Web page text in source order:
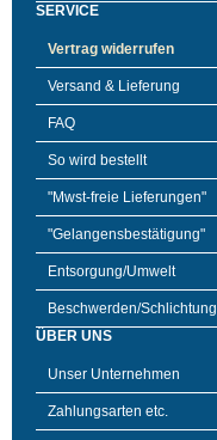
SERVICE
Vertrag widerrufen
Versand & Lieferung
FAQ
So wird bestellt
"Mwst-freie Lieferungen"
"Gelangensbestätigung"
Entsorgung/Umwelt
Beschwerden/Schlichtung
ÜBER UNS
Unser Unternehmen
Zahlungsarten etc.